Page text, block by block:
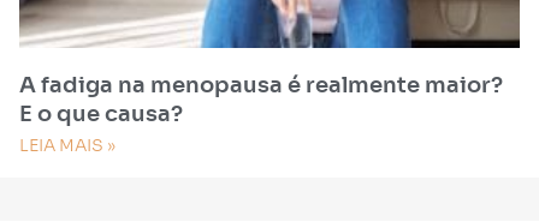
A fadiga na menopausa é realmente maior?
E o que causa?
LEIA MAIS »